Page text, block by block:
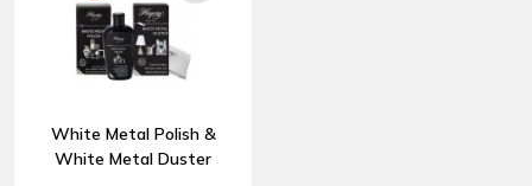
White Metal Polish &
White Metal Duster